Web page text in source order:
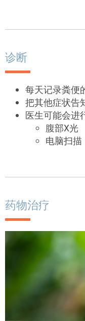
诊断
每天记录粪便
把其他症状告
医生可能会进
腹部X光
电脑扫描
药物治疗